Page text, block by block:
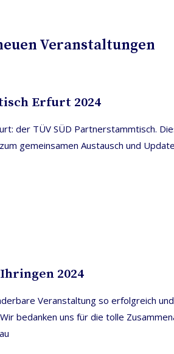
Veranstaltungen
Erfurt 2024
der TÜV SÜD Partnerstammtisch.
gemeinsamen Austausch und
2024
Veranstaltung so erfolgreich
bedanken uns für die tolle